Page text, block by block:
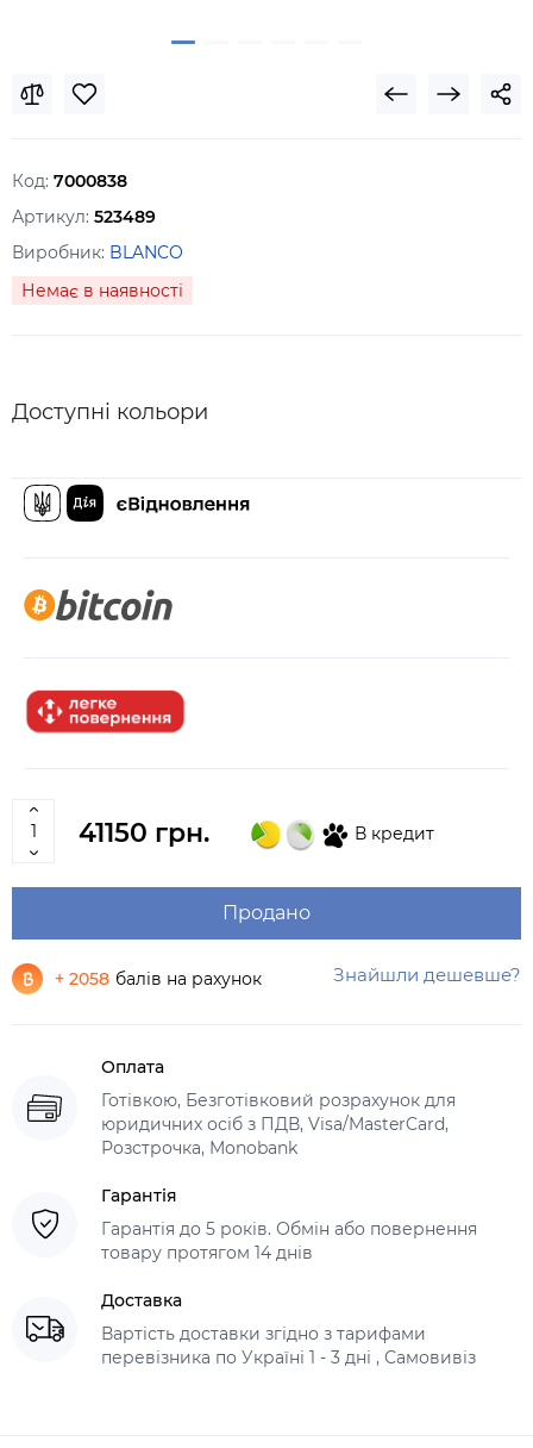
Код: 7000838
Артикул: 523489
Виробник: BLANCO
Немає в наявності
Доступні кольори
41150 грн. В кредит
Продано
+ 2058 балів на рахунок Знайшли дешевше?
Оплата
Готівкою, Безготівковий розрахунок для
юридичних осіб з ПДВ, Visa/MasterCard,
Розстрочка, Monobank
Гарантія
Гарантія до 5 років. Обмін або повернення
товару протягом 14 днів
Доставка
Вартість доставки згідно з тарифами
перевізника по Україні 1 - 3 дні , Самовивіз